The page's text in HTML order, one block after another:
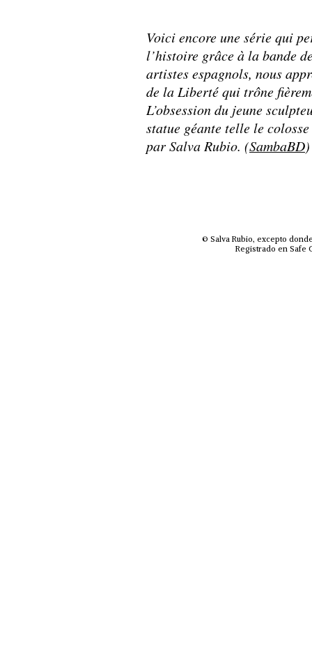
Voici encore une série qui
l’histoire grâce à la bande
artistes espagnols, nous
de la Liberté qui trône
L’obsession du jeune
statue géante telle le
par Salva Rubio. (SambaBD)
© Salva Rubio, excepto
Registrado en Safe